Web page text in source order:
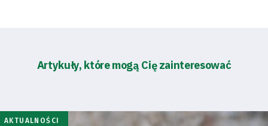
Artykuły, które mogą Cię zainteresować
AKTUALNOŚCI